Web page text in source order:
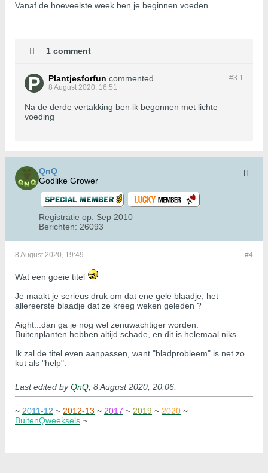
Vanaf de hoeveelste week ben je beginnen voeden
1 comment
#3.1
Plantjesforfun commented
8 August 2020, 16:51
Na de derde vertakking ben ik begonnen met lichte
voeding
QnQ
Godlike Grower
Registratie op: Sep 2010
Berichten: 26093
#4
8 August 2020, 19:49
Wat een goeie titel
Je maakt je serieus druk om dat ene gele blaadje, het
allereerste blaadje dat ze kreeg weken geleden ?
Aight...dan ga je nog wel zenuwachtiger worden.
Buitenplanten hebben altijd schade, en dit is helemaal niks.
Ik zal de titel even aanpassen, want "bladprobleem" is net zo
kut als "help".
Last edited byQnQ; 8 August 2020, 20:06
~ 2011-12 ~ 2012-13 ~ 2017 ~ 2019 ~ 2020 ~
BuitenQweeksels ~